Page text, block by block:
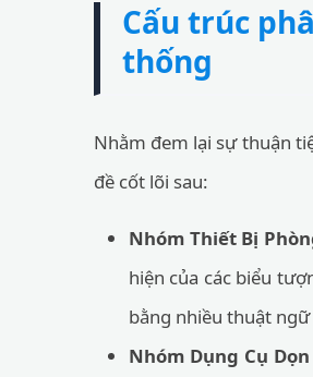
Cấu trúc
thống
Nhằm đem lại sự thuận
đề cốt lõi sau:
Nhóm Thiết Bị
hiện của các biểu
bằng nhiều thuật
Nhóm Dụng Cụ